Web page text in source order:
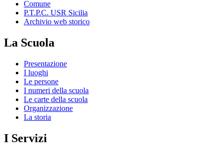
Comune
P.T.P.C. USR Sicilia
Archivio web storico
La Scuola
Presentazione
I luoghi
Le persone
I numeri della scuola
Le carte della scuola
Organizzazione
La storia
I Servizi